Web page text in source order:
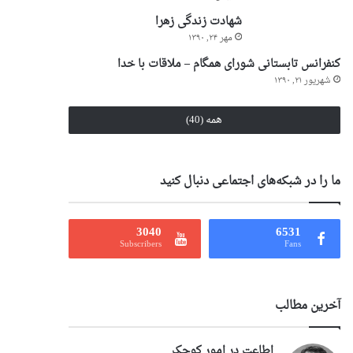
شهادت زندگی زهرا
مهر ۲۴, ۱۳۹۰
کنفرانس تابستانی شورای همگام – ملاقات با خدا
شهریور ۲۱, ۱۳۹۰
همه (40)
ما را در شبکه‌های اجتماعی دنبال کنید
6531
Fans
3040
Subscribers
آخرین مطالب